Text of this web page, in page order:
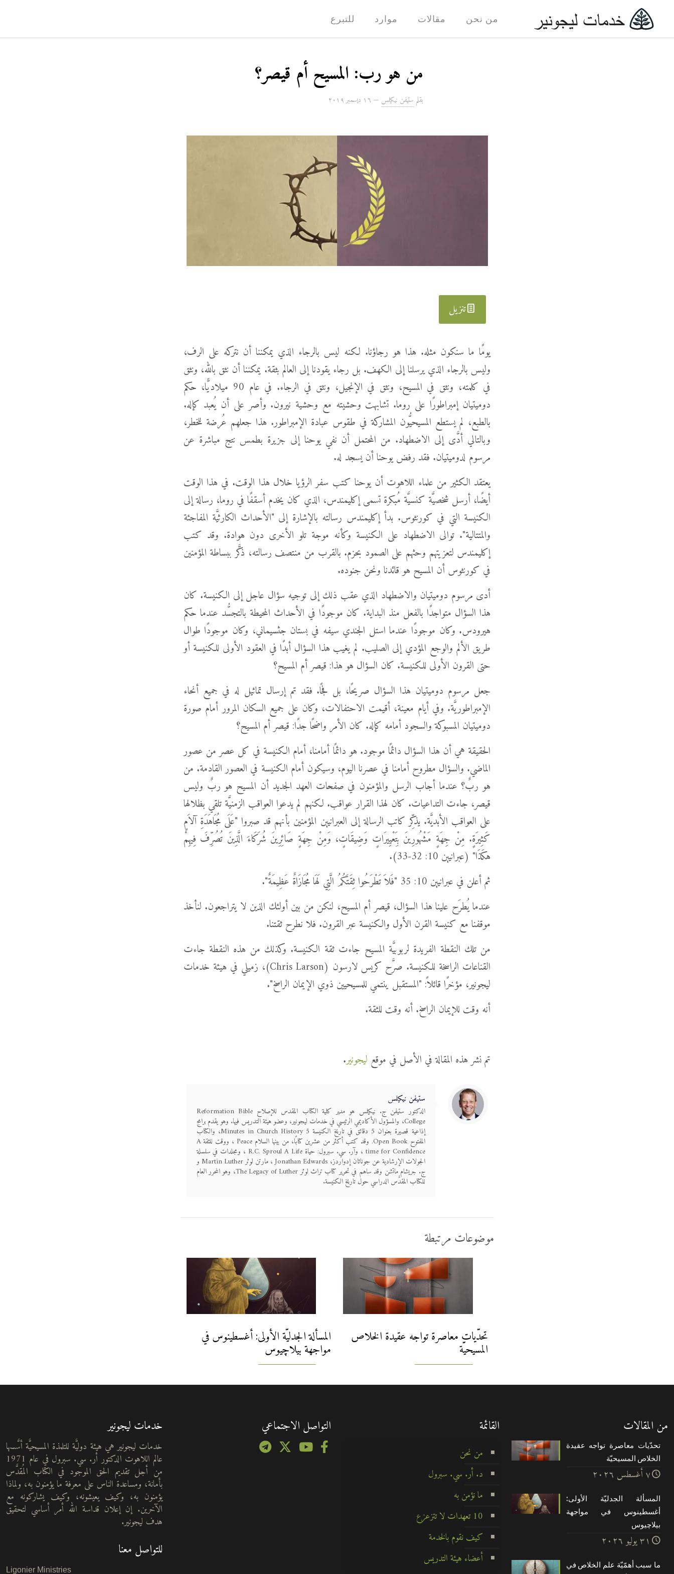
من نحن مقالات موارد للتبرع
من هو رب: المسيح أم قيصر؟
بقلم ستيفن نيكيلس — ۱٦ ديسمبر ۲۰۱۹
تنزيل
يومًا ما سنكون مثله. هذا هو رجاؤنا. لكنه ليس بالرجاء الذي يمكننا أن نتركه على الرف،
وليس بالرجاء الذي يرسلنا إلى الكهف. بل رجاء يقودنا إلى العالم بثقة. يمكننا أن نثق بالله، ونثق
في كلمته، ونثق في المسيح، ونثق في الإنجيل، ونثق في الرجاء. في عام 90 ميلاديًّا، حكم
دوميتيان إمبراطورًا على روما. تشابهت وحشيته مع وحشية نيرون. وأصر على أن يُعبد كإله.
بالطبع، لم يستطع المسيحيُّون المشاركة في طقوس عبادة الإمبراطور. هذا جعلهم عُرضة للخطر،
وبالتالي أدَّى إلى الاضطهاد. من المحتمل أن نفي يوحنا إلى جزيرة بطمس نتج مباشرة عن
مرسوم لدوميتيان. فقد رفض يوحنا أن يسجد له.
يعتقد الكثير من علماء اللاهوت أن يوحنا كتب سفر الرؤيا خلال هذا الوقت. في هذا الوقت
أيضًا، أرسل شخصيَّة كنسيَّة مُبكرة تسمى إكليمندس، الذي كان يخدم أسقفًا في روما، رسالة إلى
الكنيسة التي في كورنثوس. بدأ إكليمندس رسالته بالإشارة إلى "الأحداث الكارثيَّة المفاجئة
والمتتالية". توالى الاضطهاد على الكنيسة وكأنه موجة تلو الأخرى دون هوادة. وقد كتب
إكليمندس لتعزيتهم وحثهم على الصمود بحزم. بالقرب من منتصف رسالته، ذكَّر ببساطة المؤمنين
في كورنثوس أن المسيح هو قائدنا ونحن جنوده.
أدى مرسوم دوميتيان والاضطهاد الذي عقب ذلك إلى توجيه سؤال عاجل إلى الكنيسة. كان
هذا السؤال متواجدًا بالفعل منذ البداية. كان موجودًا في الأحداث المحيطة بالتجسُّد عندما حكم
هيرودس. وكان موجودًا عندما استل الجندي سيفه في بستان جثسيماني، وكان موجودًا طوال
طريق الألم والوجع المؤدي إلى الصليب. لم يغيب هذا السؤال أبدًا في العقود الأولى للكنيسة أو
حتى القرون الأولى للكنيسة. كان السؤال هو هذا: قيصر أم المسيح؟
جعل مرسوم دوميتيان هذا السؤال صريحًا، بل فجًا. فقد تم إرسال تماثيل له في جميع أنحاء
الإمبراطوريَّة. وفي أيام معينة، أقيمت الاحتفالات، وكان على جميع السكان المرور أمام صورة
دوميتيان المسبوكة والسجود أمامه كإله. كان الأمر واضحًا جدًا: قيصر أم المسيح؟
الحقيقة هي أن هذا السؤال دائمًا موجود. هو دائمًا أمامنا، أمام الكنيسة في كل عصر من عصور
الماضي. والسؤال مطروح أمامنا في عصرنا اليوم، وسيكون أمام الكنيسة في العصور القادمة. من
هو ربٌ؟ عندما أجاب الرسل والمؤمنون في صفحات العهد الجديد أن المسيح هو ربٌ وليس
قيصر، جاءت التداعيات. كان لهذا القرار عواقب. لكنهم لم يدعوا العواقب الزمنيَّة تلقي بظلالها
على العواقب الأبديَّة. يذكِّر كاتب الرسالة إلى العبرانيين المؤمنين بأنهم قد صبروا "عَلَى مُجَاهَدَةِ آلاَمٍ
كَثِيرَةٍ. مِنْ جِهَةٍ مَشْهُورِينَ بِتَعْيِيرَاتٍ وَضِيقَاتٍ، وَمِنْ جِهَةٍ صَائِرِينَ شُرَكَاءَ الَّذِينَ تُصُرِّفَ فِيهِمْ
هكَذَا" (عبرانيين 10: 32-33).
ثم أعلن في عبرانيين 10: 35 "فَلاَ تَطْرَحُوا ثِقَتَكُمُ الَّتِي لَهَا مُجَازَاةٌ عَظِيمَةٌ".
عندما يُطرَح علينا هذا السؤال، قيصر أم المسيح، لنكن من بين أولئك الذين لا يتراجعون. لنأخذ
موقفنا مع كنيسة القرن الأول والكنيسة عبر القرون. فلا نطرح ثقتنا.
من تلك النقطة الفريدة لربوبيَّة المسيح جاءت ثقة الكنيسة. وكذلك من هذه النقطة جاءت
القناعات الراسخة للكنيسة. صرَّح كريس لارسون (Chris Larson)، زميلي في هيئة خدمات
ليجونير، مؤخرًا قائلاً: "المستقبل ينتمي للمسيحيين ذوي الإيمان الراسخ".
أنه وقت للإيمان الراسخ. أنه وقت للثقة.
تم نشر هذه المقالة في الأصل في موقع ليجونير.
ستيفن نيكيلس
الدكتور ستيفن ج. نيكيلس هو مدير كلية الكتاب المقدس للإصلاح Reformation Bible
College، والمسؤول الأكاديمي الرئيسي في خدمات ليجونير، وعضو هيئة التدريس فيها. وهو يقدم برامج
إذاعية قصيرة بعنوان 5 دقائق في تاريخ الكنيسة 5 Minutes in Church History، والكتاب
المفتوح Open Book. وقد كتب أكثر من عشرين كتابًا، من بينها السلام Peace ، ووقت للثقة A
time for Confidence ، وآر. سي. سبرول: حياة R.C. Sproul A Life ، ومجلدات في سلسلة
الجولات الإرشادية عن جوناثان إدواردز، Jonathan Edwards ، مارتن لوثر Martin Luther و
ج. جريشام ماتشن وقد ساهم في تحرير كتاب تراث لوثر The Legacy of Luther، وهو المحرر العام
للكتاب المقدَّس الدراسي حول تاريخ الكنيسة.
موضوعات مرتبطة
تحدّيات معاصرة تواجه عقيدة الخلاص
المسيحيّة
المسألة الجدليّة الأولى: أغسطينوس في
مواجهة بيلاچيوس
من المقالات
تحدّيات معاصرة تواجه عقيدة
الخلاص المسيحيّة
۷ أغسطس ۲۰۲٦
المسألة الجدليّة الأولى:
أغسطينوس في مواجهة
بيلاچيوس
۳۱ يوليو ۲۰۲٦
ما سبب أهمّيّة علم الخلاص في
القائمة
من نحن
د. أر. سي. سبرول
ما نؤمن به
10 تعهدات لا تتزعزع
كيف نقوم بالخدمة
أعضاء هيئة التدريس
التواصل الاجتماعي خدمات ليجونير
خدمات ليجونير هي هيئة دوليَّة للتلمذة المسيحيَّة أسَّسها
عالم اللاهوت الدكتور أر. سي. سبرول في عام 1971
من أجل تقديم الحق الموجود في الكتاب المُقدَّس
بأمانة، ومساعدة الناس على معرفة ما يؤمنون به، ولماذا
يؤمنون به، وكيف يعيشونه، وكيف يشاركونه مع
الآخرين. إن إعلان قداسة الله أمر أساسي لتحقيق
هدف ليجونير.
للتواصل معنا
Ligonier Ministries